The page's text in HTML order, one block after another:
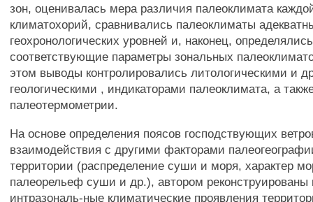
зон, оценивалась мера различия палеоклимата
климатохорий, сравнивались палеоклиматы
геохронологических уровней и, наконец, определялись
соответствующие параметры зональных
этом выводы контролировались литологическими и
геологическими , индикаторами палеоклимата, а
палеотермометрии.
На основе определения поясов господствующих
взаимодействия с другими факторами
территории (распределение суши и моря, характер
палеорельеф суши и др.), автором реконструированы
интразональ-ные климатические проявления